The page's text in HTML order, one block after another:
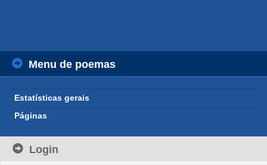
Menu de poemas
Estatísticas gerais
Páginas
Login